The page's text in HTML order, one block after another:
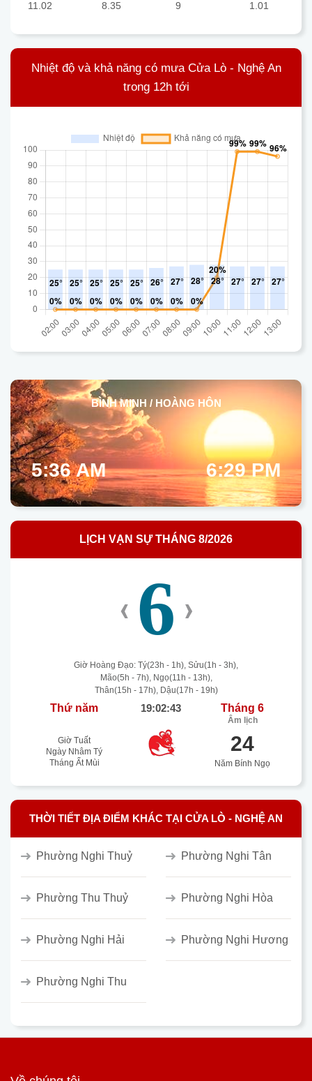
11.02 8.35 9 1.01
Nhiệt độ và khả năng có mưa Cửa Lò - Nghệ An
trong 12h tới
BÌNH MINH / HOÀNG HÔN
5:36 AM 6:29 PM
LỊCH VẠN SỰ THÁNG 8/2026
‹ 6 ›
Giờ Hoàng Đạo: Tý(23h - 1h), Sửu(1h - 3h),
Mão(5h - 7h), Ngọ(11h - 13h),
Thân(15h - 17h), Dậu(17h - 19h)
Thứ năm 19:02:43 Tháng 6
Âm lịch
Giờ Tuất
Ngày Nhâm Tý
Tháng Ất Mùi
24
Năm Bính Ngọ
THỜI TIẾT ĐỊA ĐIỂM KHÁC TẠI CỬA LÒ - NGHỆ AN
Phường Nghi Thuỷ Phường Nghi Tân
Phường Thu Thuỷ Phường Nghi Hòa
Phường Nghi Hải Phường Nghi Hương
Phường Nghi Thu